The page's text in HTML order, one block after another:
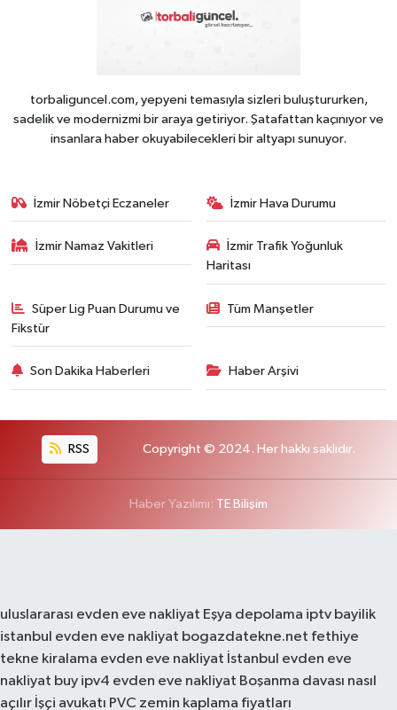
torbaliguncel.com, yepyeni temasıyla sizleri buluştururken,
sadelik ve modernizmi bir araya getiriyor. Şatafattan kaçınıyor ve
insanlara haber okuyabilecekleri bir altyapı sunuyor.
İzmir Nöbetçi Eczaneler İzmir Hava Durumu
İzmir Namaz Vakitleri
İzmir Trafik Yoğunluk
Haritası
Süper Lig Puan Durumu ve
Fikstür
Tüm Manşetler
Son Dakika Haberleri Haber Arşivi
RSS Copyright © 2024. Her hakkı saklıdır.
Haber Yazılımı: TE Bilişim
uluslararası evden eve nakliyat Eşya depolama iptv bayilik
istanbul evden eve nakliyat bogazdatekne.net fethiye
tekne kiralama evden eve nakliyat İstanbul evden eve
nakliyat buy ipv4 evden eve nakliyat Boşanma davası nasıl
açılır İşçi avukatı PVC zemin kaplama fiyatları